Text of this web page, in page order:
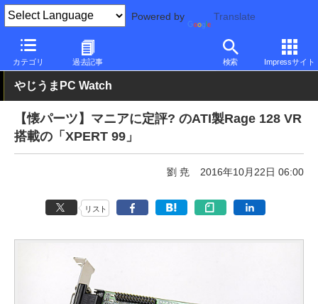
Powered by Translate
カテゴリ 過去記事 検索 Impressサイト
PC Watch 半導体/周辺機器
やじうまPC Watch
【懐パーツ】マニアに定評? のATI製Rage 128 VR
搭載の「XPERT 99」
劉 尭 2016年10月22日 06:00
リスト